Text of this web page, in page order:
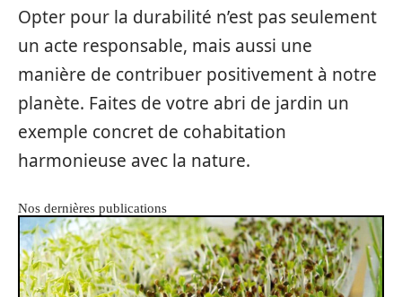
Opter pour la durabilité n’est pas seulement
un acte responsable, mais aussi une
manière de contribuer positivement à notre
planète. Faites de votre abri de jardin un
exemple concret de cohabitation
harmonieuse avec la nature.
Nos dernières publications